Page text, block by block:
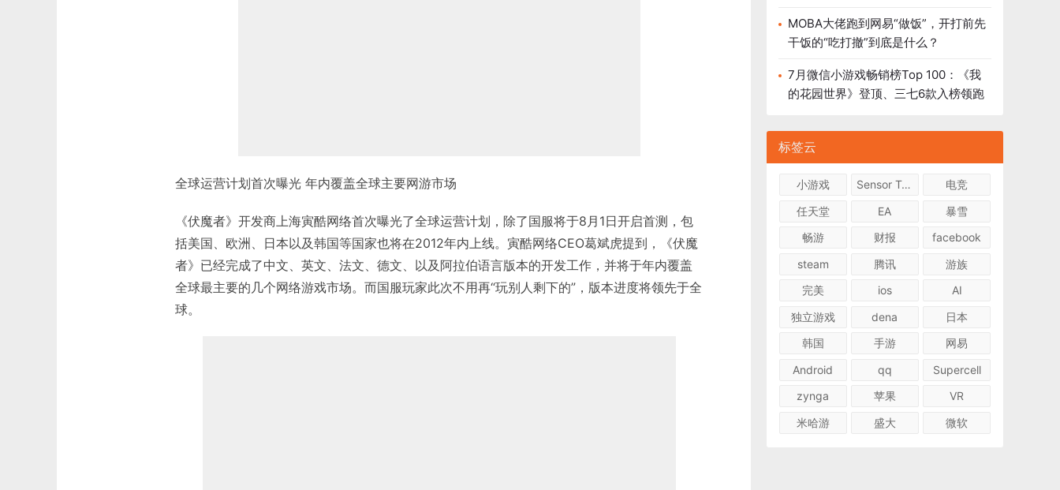
全球运营计划首次曝光 年内覆盖全球主要网游市场
《伏魔者》开发商上海寅酷网络首次曝光了全球运营计划，除了国服将于8月1日开启首测，包
括美国、欧洲、日本以及韩国等国家也将在2012年内上线。寅酷网络CEO葛斌虎提到，《伏魔
者》已经完成了中文、英文、法文、德文、以及阿拉伯语言版本的开发工作，并将于年内覆盖
全球最主要的几个网络游戏市场。而国服玩家此次不用再“玩别人剩下的”，版本进度将领先于全
球。
MOBA大佬跑到网易“做饭”，开打前先
干饭的“吃打撤”到底是什么？
7月微信小游戏畅销榜Top 100：《我
的花园世界》登顶、三七6款入榜领跑
标签云
小游戏 Sensor Tower
电竞
任天堂
EA
暴雪
畅游
财报
facebook
steam
腾讯
游族
完美
ios
AI
独立游戏
dena
日本
韩国
手游
网易
Android
qq
Supercell
zynga
苹果
VR
米哈游
盛大 微软